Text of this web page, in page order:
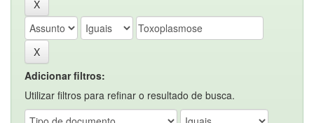
Adicionar filtros:
Utilizar filtros para refinar o resultado de busca.